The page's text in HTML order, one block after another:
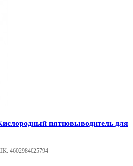
пятновыводитель для
4602984025794